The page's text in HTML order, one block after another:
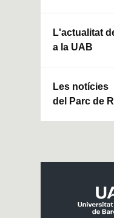
L'actualitat
a la UAB
Les notícies
del Parc de